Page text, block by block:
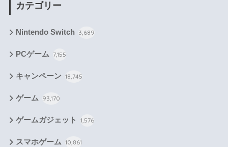
カテゴリー
Nintendo Switch 3,689
PCゲーム 7,155
キャンペーン 18,745
ゲーム 93,170
ゲームガジェット 1,576
スマホゲーム 10,861